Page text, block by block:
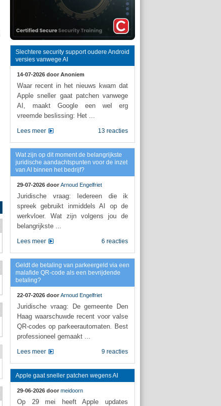
Slechtere security support oudere Android
versies vanwege AI
14-07-2026 door Anoniem
Waar recent in het nieuws kwam dat
Apple sneller gaat patchen vanwege
AI, maakt Google een wel erg
vreemde beslissing: Het ...
13 reacties
Lees meer
Wat zijn op dit moment de belangrijkste
juridische aandachtspunten voor de inzet
van AI binnen het bedrijf?
29-07-2026 door Arnoud Engelfriet
Juridische vraag: Iedereen die ik
spreek gebruikt inmiddels AI op de
werkvloer. Wat zijn volgens jou de
belangrijkste ...
6 reacties
Lees meer
Geldt de betaling van parkeergeld via een
malafide QR-code als een bevrijdende
betaling?
22-07-2026 door Arnoud Engelfriet
Juridische vraag: De gemeente Den
Haag waarschuwde recent voor valse
QR-codes op parkeerautomaten. Best
professioneel gemaakt ...
9 reacties
Lees meer
Apple gaat sneller patchen wegens AI
29-06-2026 door meidoorn
Op 29 mei heeft Apple updates